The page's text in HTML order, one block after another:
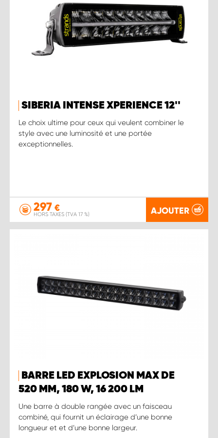
SIBERIA INTENSE XPERIENCE 12''
Le choix ultime pour ceux qui veulent combiner le
style avec une luminosité et une portée
exceptionnelles.
297 €
HORS TAXES (TVA 17 %) AJOUTER
BARRE LED EXPLOSION MAX DE
520 MM, 180 W, 16 200 LM
Une barre à double rangée avec un faisceau
combiné, qui fournit un éclairage d’une bonne
longueur et et d’une bonne largeur.